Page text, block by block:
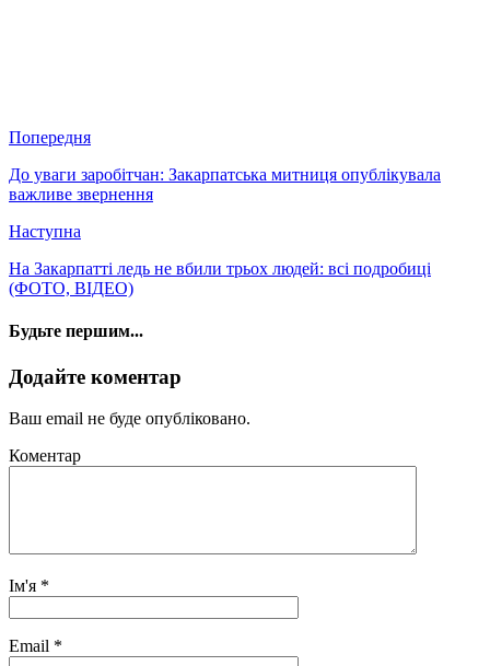
Попередня
До уваги заробітчан: Закарпатська митниця опублікувала
важливе звернення
Наступна
На Закарпатті ледь не вбили трьох людей: всі подробиці
(ФОТО, ВІДЕО)
Будьте першим...
Додайте коментар
Ваш email не буде опубліковано.
Коментар
Ім'я *
Email *